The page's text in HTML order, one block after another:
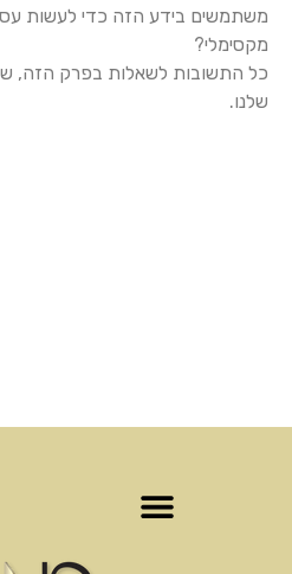
משתמשים בידע הזה כדי לעשות
מקסימלי?
כל התשובות לשאלות בפרק הזה,
שלנו.